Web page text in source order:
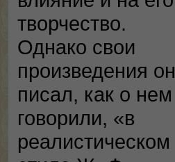
творчество.
Однако свои
произведения он
писал, как о нем
говорили, «в
реалистическом